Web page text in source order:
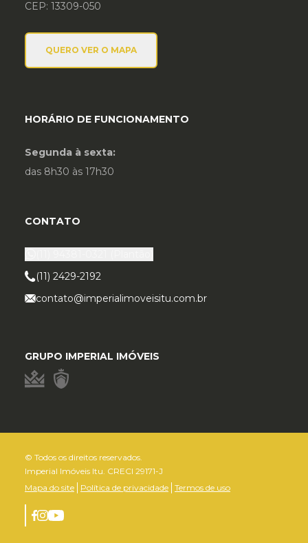
CEP: 13309-050
QUERO VER O MAPA
HORÁRIO DE FUNCIONAMENTO
Segunda à sexta:
das 8h30 às 17h30
CONTATO
(11) 2429-2192
contato@imperialimoveisitu.com.br
GRUPO IMPERIAL IMÓVEIS
© Todos os direitos reservados.
Imperial Imóveis Itu. CRECI 29171-J
Mapa do site
Política de privacidade Termos de uso